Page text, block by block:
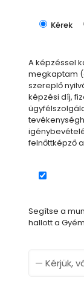
Kérek
A képzéssel
megkaptam
szereplő
képzési díj,
felnőttképző
Segítse a
hallott a